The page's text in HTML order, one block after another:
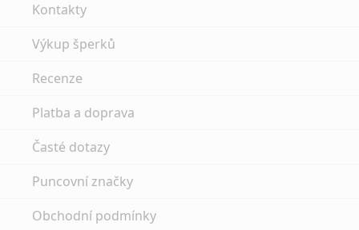
Kontakty
Výkup šperků
Recenze
Platba a doprava
Časté dotazy
Puncovní značky
Obchodní podmínky